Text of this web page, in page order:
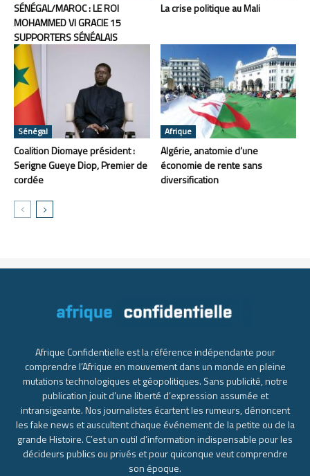
SÉNÉGAL/MAROC : LE ROI
MOHAMMED VI GRACIE 15
SUPPORTERS SÉNÉALAIS
La crise politique au Mali
Sénégal
Coalition Diomaye président :
Serigne Gueye Diop, Premier de
cordée
Afrique
Algérie, anatomie d’une
économie de rente sans
diversification
Afrique Confidentielle est la référence indépendante pour
comprendre l’Afrique en mouvement dans un monde en pleine
mutations technologiques et géopolitiques. Sans publicité, notre
publication jouit d’une liberté d’expression assumée et
intransigeante. Nos journalistes écartent les rumeurs, dénoncent
les fake news et auscultent chaque événement de la petite ou de la
grande Histoire. C’est un outil d’information indispensable pour les
décideurs publics ou privés et pour quiconque veut comprendre
son époque.